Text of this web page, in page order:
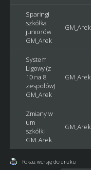
Sparingi
szkółka
juniorów
GM_Arek
GM_Arek
System
Ligowy (z
10 na 8
zespołów)
GM_Arek
GM_Arek
Zmiany w
um
szkółki
GM_Arek
GM_Arek
Pokaż wersję do druku